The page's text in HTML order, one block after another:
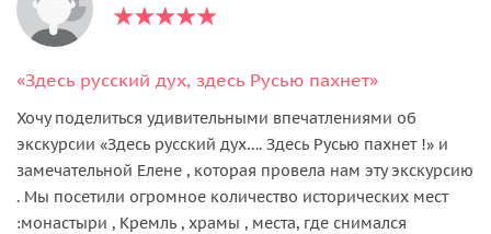
«Здесь русский дух, здесь Русью пахнет»
Хочу поделиться удивительными впечатлениями об
экскурсии «Здесь русский дух…. Здесь Русью пахнет !» и
замечательной Елене , которая провела нам эту экскурсию
. Мы посетили огромное количество исторических мест
:монастыри , Кремль , храмы , места, где снимался